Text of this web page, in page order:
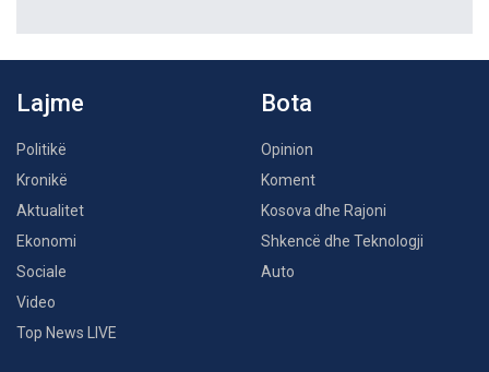
Lajme
Politikë
Kronikë
Aktualitet
Ekonomi
Sociale
Video
Top News LIVE
Bota
Opinion
Koment
Kosova dhe Rajoni
Shkencë dhe Teknologji
Auto